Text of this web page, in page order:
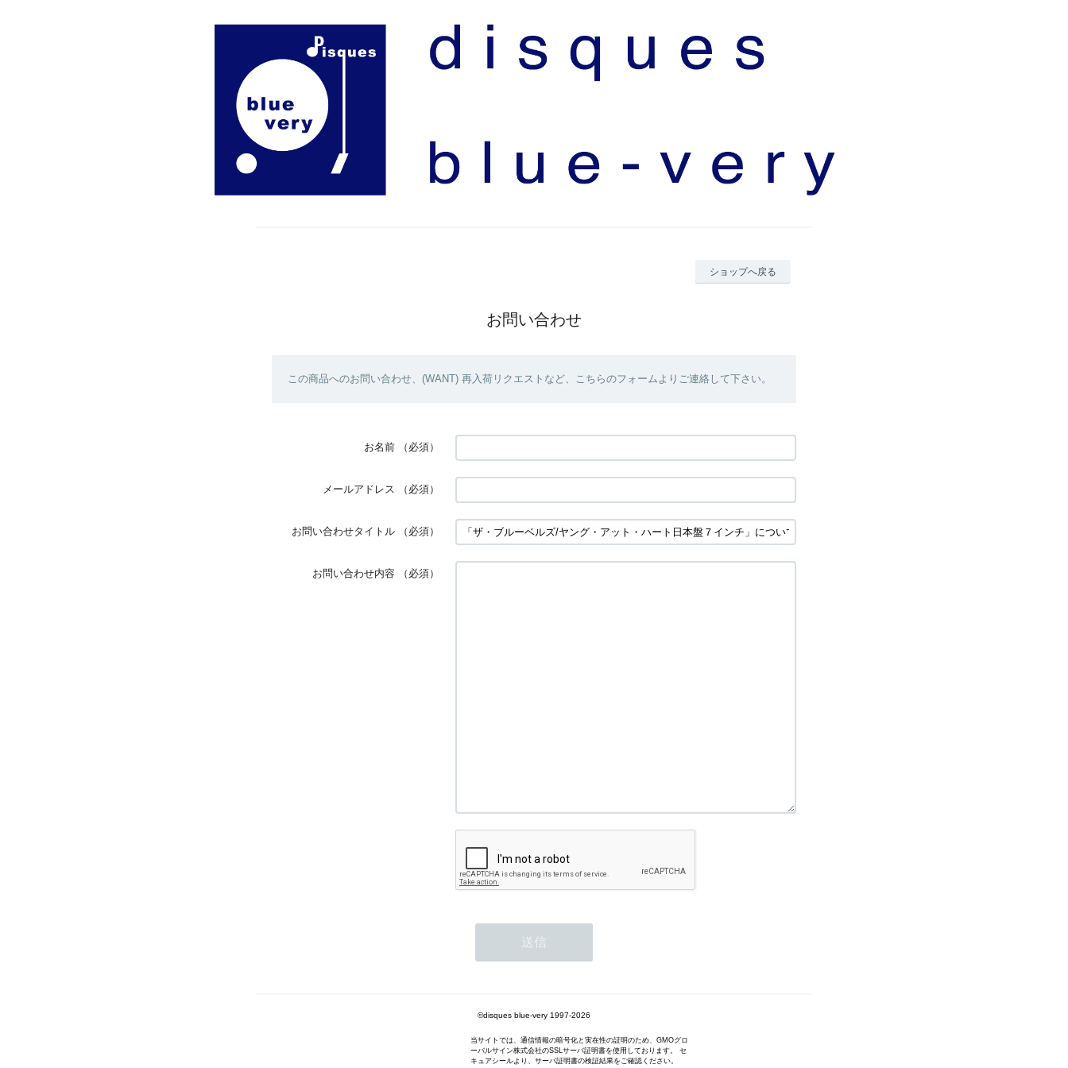
ショップへ戻る
お問い合わせ
この商品へのお問い合わせ、(WANT) 再入荷リクエストなど、こちらのフォームよりご連絡して下さい。
お名前 （必須）
メールアドレス （必須）
お問い合わせタイトル （必須）
お問い合わせ内容 （必須）
©disques blue-very 1997-2026
当サイトでは、通信情報の暗号化と実在性の証明のため、GMOグロ
ーバルサイン株式会社のSSLサーバ証明書を使用しております。 セ
キュアシールより、サーバ証明書の検証結果をご確認ください。